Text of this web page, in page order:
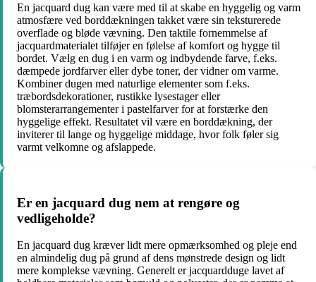
En jacquard dug kan være med til at skabe en hyggelig og varm
atmosfære ved borddækningen takket være sin teksturerede
overflade og bløde vævning. Den taktile fornemmelse af
jacquardmaterialet tilføjer en følelse af komfort og hygge til
bordet. Vælg en dug i en varm og indbydende farve, f.eks.
dæmpede jordfarver eller dybe toner, der vidner om varme.
Kombiner dugen med naturlige elementer som f.eks.
træbordsdekorationer, rustikke lysestager eller
blomsterarrangementer i pastelfarver for at forstærke den
hyggelige effekt. Resultatet vil være en borddækning, der
inviterer til lange og hyggelige middage, hvor folk føler sig
varmt velkomne og afslappede.
Er en jacquard dug nem at rengøre og
vedligeholde?
En jacquard dug kræver lidt mere opmærksomhed og pleje end
en almindelig dug på grund af dens mønstrede design og lidt
mere komplekse vævning. Generelt er jacquardduge lavet af